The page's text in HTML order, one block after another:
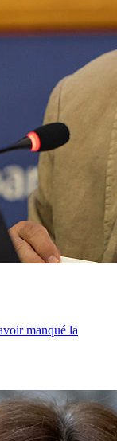
manqué la